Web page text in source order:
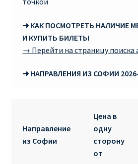
RYANAIR УКРАИНА | АВИАБИЛЕТЫ
Херсона от € 15
Авиабилеты Ryanair на Тенерифе
АВИАБИЛЕТЫ RYANAIR ОТ € 12
➜ КАК ПОСМОТРЕТЬ НАЛИЧИЕ
И КУПИТЬ БИЛЕТЫ
→ Перейти на страницу поиска
➜ НАПРАВЛЕНИЯ ИЗ СОФИИ
Направление
из Софии
Цена в
одну
сторону
от